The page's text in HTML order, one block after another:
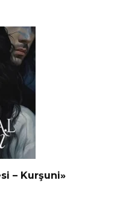
– Kurşuni»